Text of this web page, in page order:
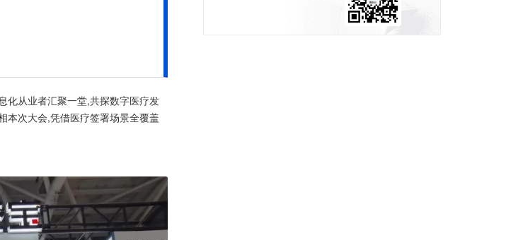
化从业者汇聚一堂,共探数字医疗发
本次大会,凭借医疗签署场景全覆盖